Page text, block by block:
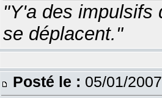
"Y'a des impulsifs
se déplacent."
Posté le : 05/01/